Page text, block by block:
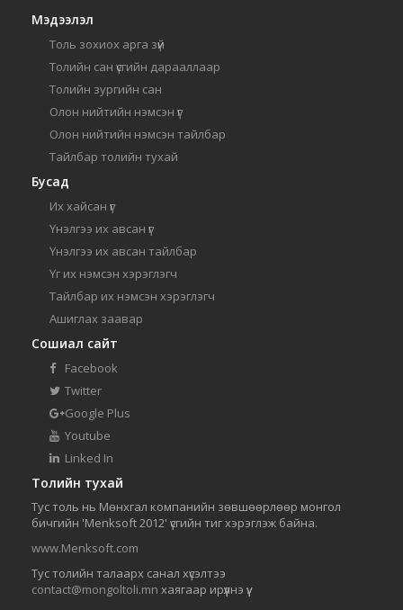
Мэдээлэл
Толь зохиох арга зүй
Толийн сан үсгийн дарааллаар
Толийн зургийн сан
Олон нийтийн нэмсэн үг
Олон нийтийн нэмсэн тайлбар
Тайлбар толийн тухай
Бусад
Их хайсан үг
Үнэлгээ их авсан үг
Үнэлгээ их авсан тайлбар
Үг их нэмсэн хэрэглэгч
Тайлбар их нэмсэн хэрэглэгч
Ашиглах заавар
Сошиал сайт
Facebook
Twitter
Google Plus
Youtube
Linked In
Толийн тухай
Тус толь нь Мөнхгал компанийн зөвшөөрлөөр монгол
бичгийн 'Menksoft 2012' үсгийн тиг хэрэглэж байна.
www.Menksoft.com
Тус толийн талаарх санал хүсэлтээ
contact@mongoltoli.mn хаягаар ирүүлнэ үү.